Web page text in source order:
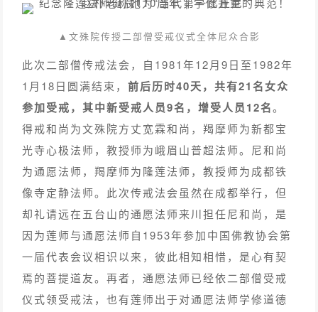
▲文殊院传授二部僧受戒仪式全体尼众合影
此次二部僧传戒法会，自1981年12月9日至1982年
1月18日圆满结束，前后历时40天，共有21名女众
参加受戒，其中新受戒人员9名，增受人员12名。
得戒和尚为文殊院方丈宽霖和尚，羯摩师为新都宝
光寺心极法师，教授师为峨眉山普超法师。尼和尚
为通愿法师，羯摩师为隆莲法师，教授师为成都铁
像寺定静法师。此次传戒法会虽然在成都举行，但
却礼请远在五台山的通愿法师来川担任尼和尚，是
因为莲师与通愿法师自1953年参加中国佛教协会第
一届代表会议相识以来，彼此相知相惜，是心有契
焉的菩提道友。再者，通愿法师已经依二部僧受戒
仪式领受戒法，也有莲师出于对通愿法师学修道德